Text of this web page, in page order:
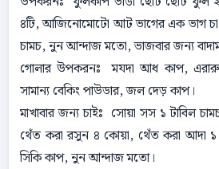
৪টি, আজিনোমোটো আট ভাগের এক ভাগ
চামচ, নুন আন্দাজ মতো, ভাজবার জন্য
গোলার উপকরনঃ মযদা আধ কাপ,
সামান্য বেকিং পাউডার, জল দেড় কাপ।
মাখাবার জন্য চাইঃ সোয়া সস ১ টাবিল
থেঁত করা রসুন ৪ কোয়া, থেঁত করা আদা
সিকি কাপ, নুন আন্দাজ মতো।